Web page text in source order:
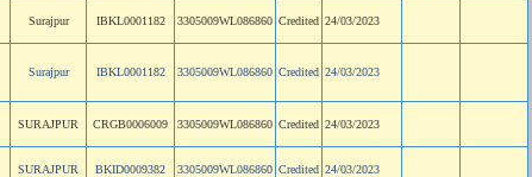
Surajpur IBKL0001182 3305009WL086860 Credited 24/03/2023
Surajpur IBKL0001182 3305009WL086860 Credited 24/03/2023
SURAJPUR CRGB0006009 3305009WL086860 Credited 24/03/2023
SURAJPUR BKID0009382 3305009WL086860 Credited 24/03/2023